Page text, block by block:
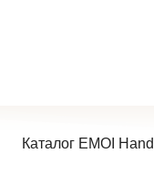
Каталог EMOI